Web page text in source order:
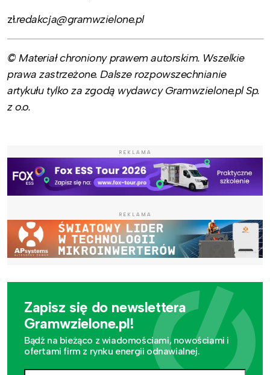
zł.redakcja@gramwzielone.pl
© Materiał chroniony prawem autorskim. Wszelkie
prawa zastrzeżone. Dalsze rozpowszechnianie
artykułu tylko za zgodą wydawcy Gramwzielone.pl Sp.
z o.o.
REKLAMA
REKLAMA
Zapisz się do newslettera
Gramwzielone.pl!
Bądź na bieżąco z wiadomościami, nowościami i
ofertami firm z rynku energii odnawialnej.